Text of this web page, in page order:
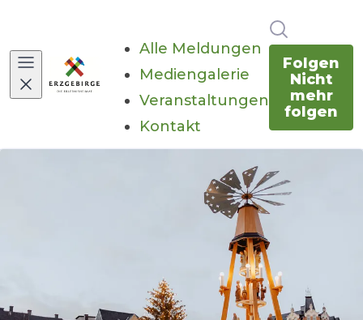
Alle Meldungen
Mediengalerie
Veranstaltungen
Kontakt
Folgen
Nicht
mehr
folgen